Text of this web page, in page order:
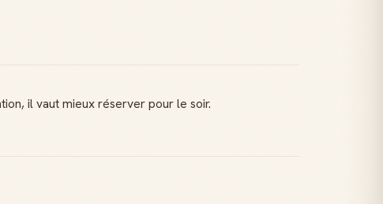
il vaut mieux réserver pour le soir.